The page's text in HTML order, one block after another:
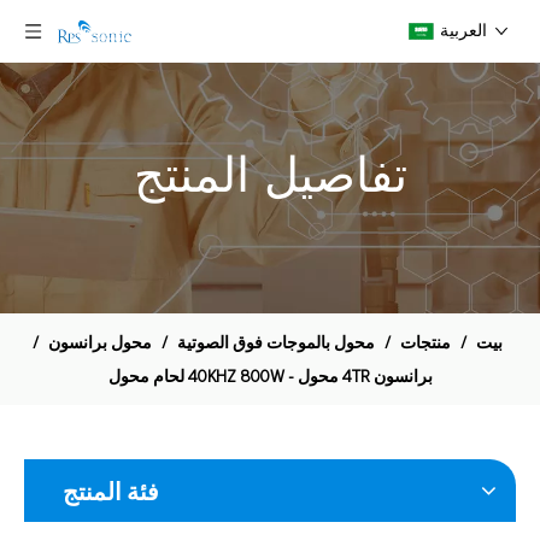
العربية
تفاصيل المنتج
بيت / منتجات / محول بالموجات فوق الصوتية / محول برانسون /
برانسون 4TR محول - 40KHZ 800W لحام محول
فئة المنتج